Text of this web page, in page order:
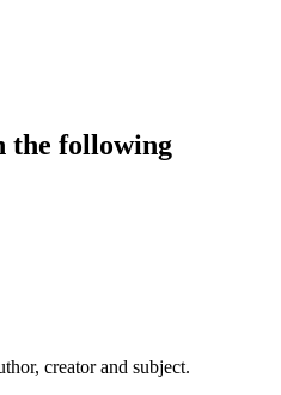
the following
creator and subject.